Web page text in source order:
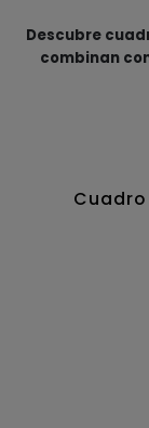
Descubre
combinan